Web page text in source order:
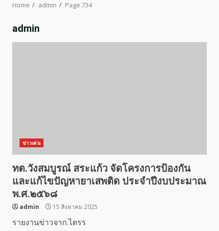
Home admin Page 734
admin
ข่าวเด่น
ทต.วังสมบูรณ์ สระแก้ว จัดโครงการป้องกัน
และแก้ไขปัญหายาเสพติด ประจำปีงบประมาณ
พ.ศ.๒๕๖๘
admin 15 สิงหาคม 2025
รายงานข่าวจาก.ไตรร